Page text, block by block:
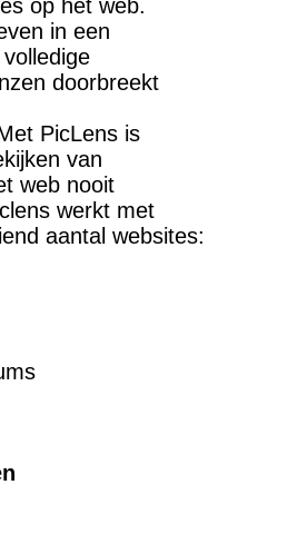
op het web.
in een
doorbreekt
PicLens is
van
web nooit
werkt met
aantal websites: